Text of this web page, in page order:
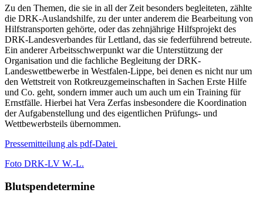
Zu den Themen, die sie in all der Zeit besonders begleiteten, zählte
die DRK-Auslandshilfe, zu der unter anderem die Bearbeitung von
Hilfstransporten gehörte, oder das zehnjährige Hilfsprojekt des
DRK-Landesverbandes für Lettland, das sie federführend betreute.
Ein anderer Arbeitsschwerpunkt war die Unterstützung der
Organisation und die fachliche Begleitung der DRK-
Landeswettbewerbe in Westfalen-Lippe, bei denen es nicht nur um
den Wettstreit von Rotkreuzgemeinschaften in Sachen Erste Hilfe
und Co. geht, sondern immer auch um auch um ein Training für
Ernstfälle. Hierbei hat Vera Zerfas insbesondere die Koordination
der Aufgabenstellung und des eigentlichen Prüfungs- und
Wettbewerbsteils übernommen.
Pressemitteilung als pdf-Datei
Foto DRK-LV W.-L.
Blutspendetermine